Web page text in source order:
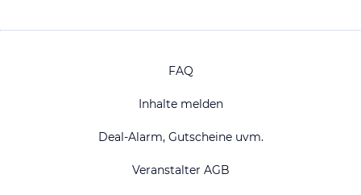
FAQ
Inhalte melden
Deal-Alarm, Gutscheine uvm.
Veranstalter AGB